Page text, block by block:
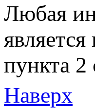
Любая
пункта 2
Наверх